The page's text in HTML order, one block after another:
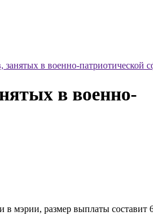
в военно-патриотической
в военно-
мэрии, размер выплаты составит